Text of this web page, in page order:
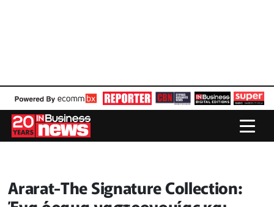
Ararat-The Signature Collection: